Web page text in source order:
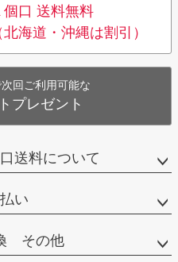
個口 送料無料
北海道・沖縄は割引）
回ご利用可能な
プレゼント
送料について
い
その他